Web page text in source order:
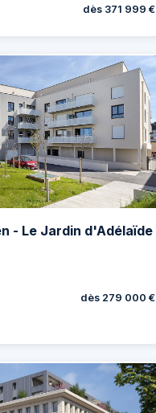
dès 371 999 €
- Le Jardin d'Adélaïde
dès 279 000 €